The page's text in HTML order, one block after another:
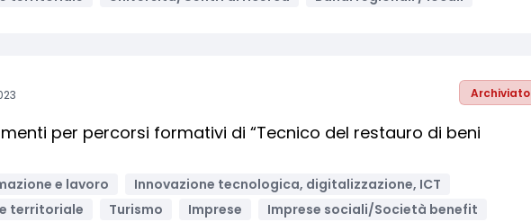
Archiviato
per percorsi formativi di “Tecnico del restauro di beni
e lavoro
Innovazione tecnologica, digitalizzazione, ICT
territoriale
Turismo Imprese
Imprese sociali/Società benefit